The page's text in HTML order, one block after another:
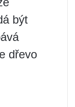
být
dřevo